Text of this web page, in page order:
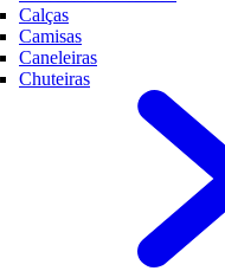
Calças
Camisas
Caneleiras
Chuteiras